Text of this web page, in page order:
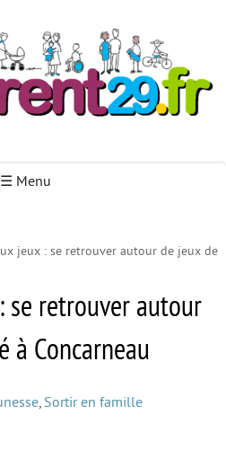
☰ Menu
Accueil
la petite enfance
de l’enfance
de la jeunesse
jeux : se retrouver autour de jeux de
se retrouver autour
à Concarneau
, Sortir en famille